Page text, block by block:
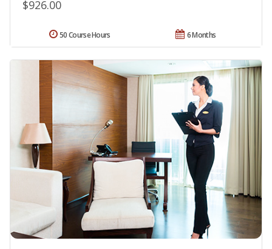
$926.00
6 Months
50 Course Hours